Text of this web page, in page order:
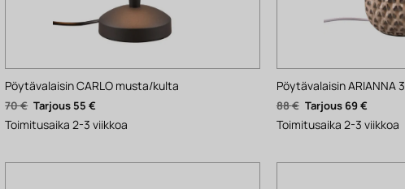
Pöytävalaisin CARLO musta/kulta
70€ Alkuperäinen
hinta
oli:
70 €.
55€
on:
55 €.
Toimitusaika 2-3 viikkoa
Pöytävalaisin ARIANNA
88€ Alkuperäinen
hinta
oli:
88 €.
69€Nykyinen
hinta
on:
69 €.
Toimitusaika 2-3 viikkoa